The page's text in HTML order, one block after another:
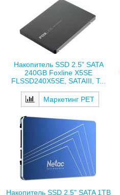
Накопитель SSD 2.5" SATA
240GB Foxline X5SE
FLSSD240X5SE, SATAIII, T...
Маркетинг РЕТ
Накопитель SSD 2.5" SATA 1TB